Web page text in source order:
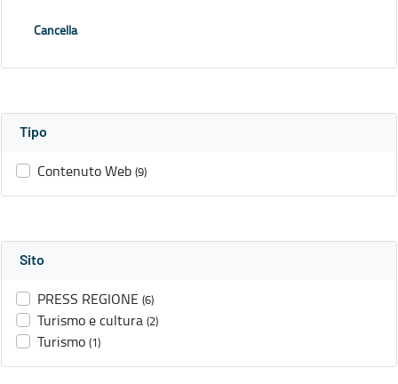
Cancella
Tipo
Contenuto Web (9)
Sito
PRESS REGIONE (6)
Turismo e cultura (2)
Turismo (1)